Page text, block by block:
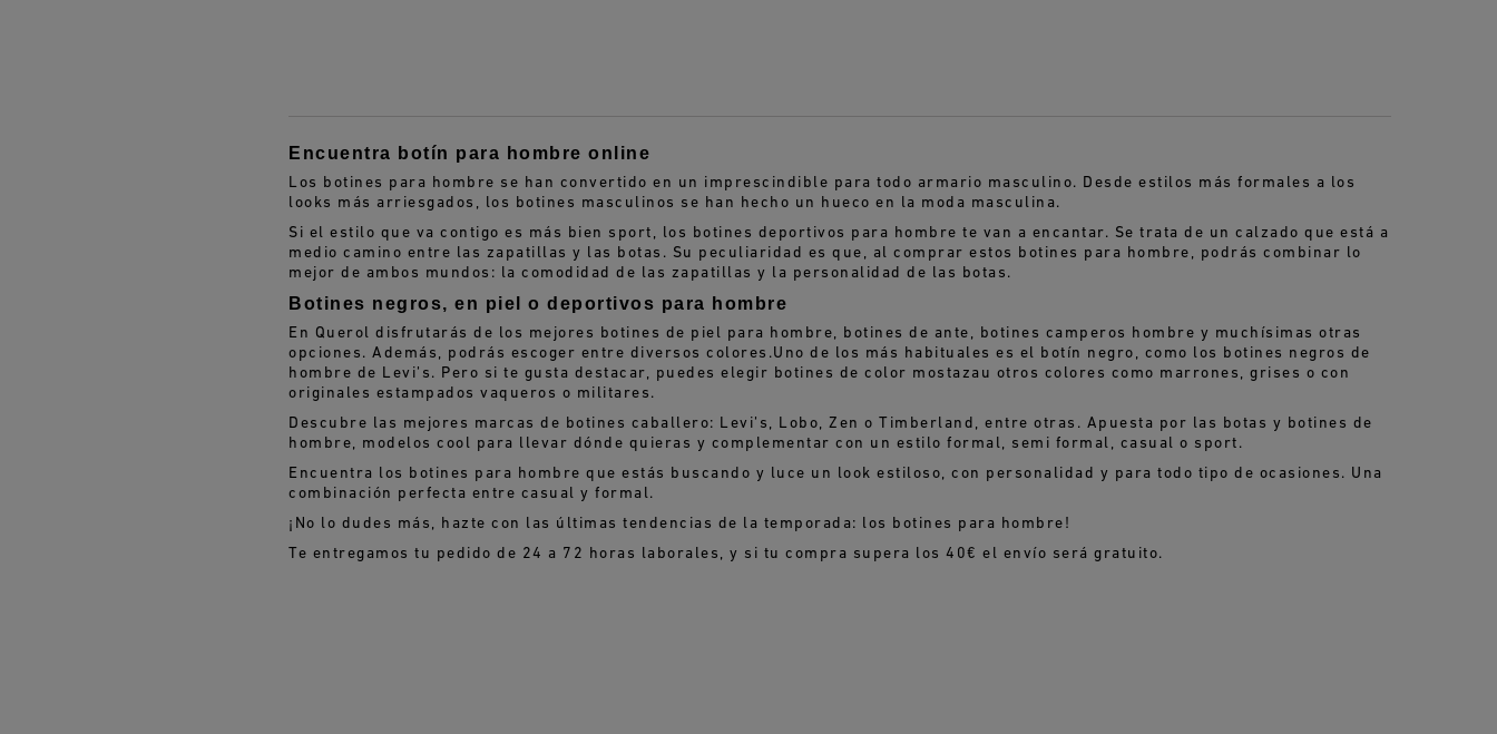
Encuentra botín para hombre online
Los botines para hombre se han convertido en un imprescindible para todo armario masculino. Desde estilos más formales a los
looks más arriesgados, los botines masculinos se han hecho un hueco en la moda masculina.
Si el estilo que va contigo es más bien sport , los botines deportivos para hombre te van a encantar. Se trata de un calzado que está a
medio camino entre las zapatillas y las botas. Su peculiaridad es que, al comprar estos botines para hombre, podrás combinar lo
mejor de ambos mundos: la comodidad de las zapatillas y la personalidad de las botas.
Botines negros, en piel o deportivos para hombre
En Querol disfrutarás de los mejores botines de piel para hombre, botines de ante, botines camperos hombre y muchísimas otras
opciones. Además, podrás escoger entre diversos colores.Uno de los más habituales es el botín negro, como los botines negros de
hombre de Levi’s. Pero si te gusta destacar, puedes elegir botines de color mostaza u otros colores como marrones, grises o con
originales estampados vaqueros o militares.
Descubre las mejores marcas de botines caballero: Levi’s, Lobo, Zen o Timberland, entre otras. Apuesta por las botas y botines de
hombre, modelos cool para llevar dónde quieras y complementar con un estilo formal, semi formal, casual o sport.
Encuentra los botines para hombre que estás buscando y luce un look estiloso, con personalidad y para todo tipo de ocasiones. Una
combinación perfecta entre casual y formal.
¡ No lo dudes más, hazte con las últimas tendencias de la temporada: los botines para hombre !
Te entregamos tu pedido de 24 a 72 horas laborales, y si tu compra supera los 40€ el envío será gratuito.